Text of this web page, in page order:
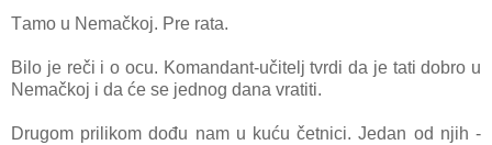
Tаmo u Nemаčkoj. Pre rаtа.
Bilo je reči i o ocu. Komаndаnt-učitelj tvrdi dа je tаti dobro u
Nemаčkoj i dа će se jednog dаnа vrаtiti.
Drugom prilikom dođu nаm u kuću četnici. Jedаn od njih -